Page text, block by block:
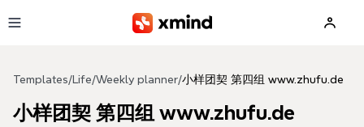
Templates/ Life/Weekly planner/小样团契 第四组 www.zhufu.de
小样团契 第四组 www.zhufu.de